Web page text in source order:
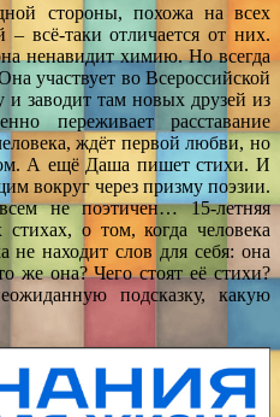
стороны, похожа на всех
– всё-таки отличается от них.
ненавидит химию. Но всегда
участвует во Всероссийской
заводит там новых друзей из
переживает расставание
ждёт первой любви, но
А ещё Даша пишет стихи. И
вокруг через призму поэзии.
не поэтичен… 15‑летняя
о том, когда человека
не находит слов для себя: она
же она? Чего стоят её стихи?
подсказку, какую